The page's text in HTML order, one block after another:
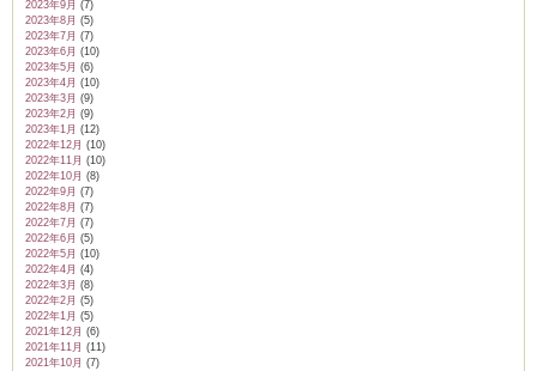
2023年9月 (7)
2023年8月 (5)
2023年7月 (7)
2023年6月 (10)
2023年5月 (6)
2023年4月 (10)
2023年3月 (9)
2023年2月 (9)
2023年1月 (12)
2022年12月 (10)
2022年11月 (10)
2022年10月 (8)
2022年9月 (7)
2022年8月 (7)
2022年7月 (7)
2022年6月 (5)
2022年5月 (10)
2022年4月 (4)
2022年3月 (8)
2022年2月 (5)
2022年1月 (5)
2021年12月 (6)
2021年11月 (11)
2021年10月 (7)